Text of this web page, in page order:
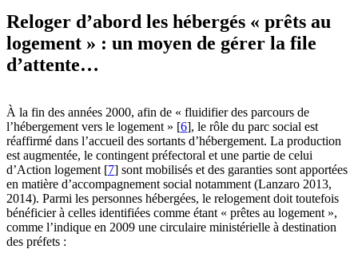
Reloger d’abord les hébergés « prêts au
logement » : un moyen de gérer la file
d’attente…
À la fin des années 2000, afin de « fluidifier des parcours de
l’hébergement vers le logement » [6], le rôle du parc social est
réaffirmé dans l’accueil des sortants d’hébergement. La production
est augmentée, le contingent préfectoral et une partie de celui
d’Action logement[7] sont mobilisés et des garanties sont apportées
en matière d’accompagnement social notamment (Lanzaro 2013,
2014). Parmi les personnes hébergées, le relogement doit toutefois
bénéficier à celles identifiées comme étant « prêtes au logement »,
comme l’indique en 2009 une circulaire ministérielle à destination
des préfets :